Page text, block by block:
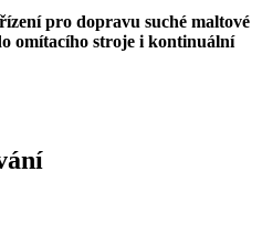
pro dopravu suché maltové
omítacího stroje i kontinuální